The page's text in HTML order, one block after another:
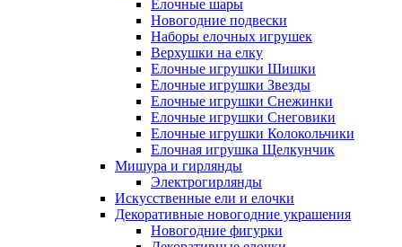
Елочные шары
Новогодние подвески
Наборы елочных игрушек
Верхушки на елку
Елочные игрушки Шишки
Елочные игрушки Звезды
Елочные игрушки Снежинки
Елочные игрушки Снеговики
Елочные игрушки Колокольчики
Елочная игрушка Щелкунчик
Мишура и гирлянды
Электрогирлянды
Искусственные ели и елочки
Декоративные новогодние украшения
Новогодние фигурки